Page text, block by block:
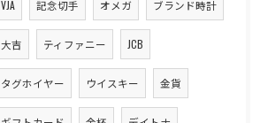
VJA 記念切手 オメガ ブランド時計
大吉 ティファニー JCB
タグホイヤー ウイスキー 金貨